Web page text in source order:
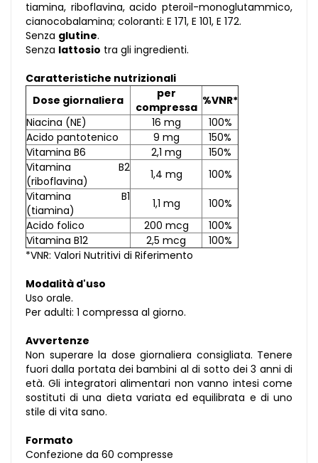
tiamina, riboflavina, acido pteroil-monoglutammico,
cianocobalamina; coloranti: E 171, E 101, E 172.
Senza glutine.
Senza lattosio tra gli ingredienti.
Caratteristiche nutrizionali
Dose giornaliera
per
compressa %VNR*
Niacina (NE)
16 mg
100%
Acido pantotenico
9 mg
150%
Vitamina B6
2,1 mg
150%
Vitamina B2
(riboflavina)
1,4 mg
100%
Vitamina B1
(tiamina)
1,1 mg
100%
Acido folico
200 mcg
100%
Vitamina B12
2,5 mcg
100%
*VNR: Valori Nutritivi di Riferimento
Modalità d'uso
Uso orale.
Per adulti: 1 compressa al giorno.
Avvertenze
Non superare la dose giornaliera consigliata. Tenere
fuori dalla portata dei bambini al di sotto dei 3 anni di
età. Gli integratori alimentari non vanno intesi come
sostituti di una dieta variata ed equilibrata e di uno
stile di vita sano.
Formato
Confezione da 60 compresse